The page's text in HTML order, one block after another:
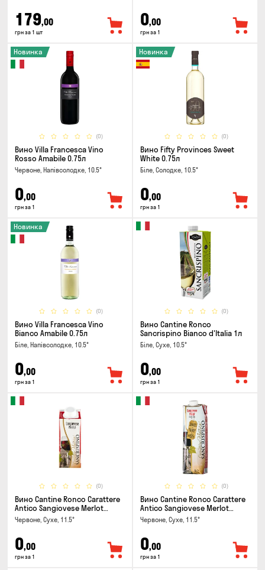
179,00
грн за 1 шт
0,00
грн за 1
(0)
Новинка
Вино Villa Francesca Vino
Rosso Amabile 0.75л
Червоне, Напівсолодке, 10.5°
0,00
грн за 1
(0)
Новинка
Вино Fifty Provinces Sweet
White 0.75л
Біле, Солодке, 10.5°
0,00
грн за 1
(0)
Новинка
Вино Villa Francesca Vino
Bianco Amabile 0.75л
Біле, Напівсолодке, 10.5°
0,00
грн за 1
(0)
Вино Cantine Ronco
Sancrispino Bianco d'Italia 1л
Біле, Сухе, 10.5°
0,00
грн за 1
(0)
Вино Cantine Ronco Carattere
Antico Sangiovese Merlot
Rubicone IGT 0.25л
Червоне, Сухе, 11.5°
0,00
грн за 1
(0)
Вино Cantine Ronco Carattere
Antico Sangiovese Merlot
Rubicone IGT 1л
Червоне, Сухе, 11.5°
0,00
грн за 1